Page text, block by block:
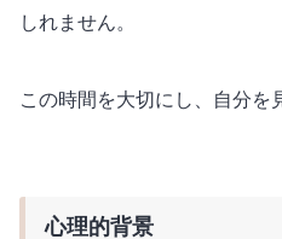
しれません。
この時間を大切にし、自分を
心理的背景